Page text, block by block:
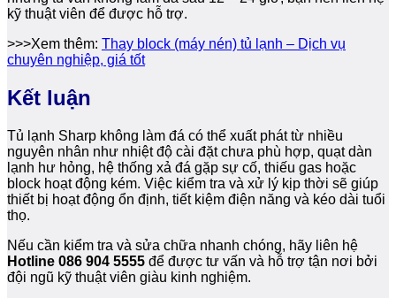
kỹ thuật viên để được hỗ trợ.
>>>Xem thêm: Thay block (máy nén) tủ lạnh – Dịch vụ
chuyên nghiệp, giá tốt
Kết luận
Tủ lạnh Sharp không làm đá có thể xuất phát từ nhiều
nguyên nhân như nhiệt độ cài đặt chưa phù hợp, quạt dàn
lạnh hư hỏng, hệ thống xả đá gặp sự cố, thiếu gas hoặc
block hoạt động kém. Việc kiểm tra và xử lý kịp thời sẽ giúp
thiết bị hoạt động ổn định, tiết kiệm điện năng và kéo dài tuổi
thọ.
Nếu cần kiểm tra và sửa chữa nhanh chóng, hãy liên hệ
Hotline 086 904 5555 để được tư vấn và hỗ trợ tận nơi bởi
đội ngũ kỹ thuật viên giàu kinh nghiệm.